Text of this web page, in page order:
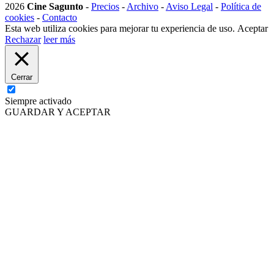
2026 Cine Sagunto - Precios - Archivo - Aviso Legal - Política de
cookies - Contacto
Esta web utiliza cookies para mejorar tu experiencia de uso. Aceptar
Rechazar leer más
Cerrar
Siempre activado
GUARDAR Y ACEPTAR